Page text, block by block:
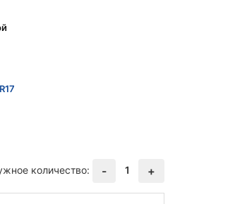
количество: - 1 +